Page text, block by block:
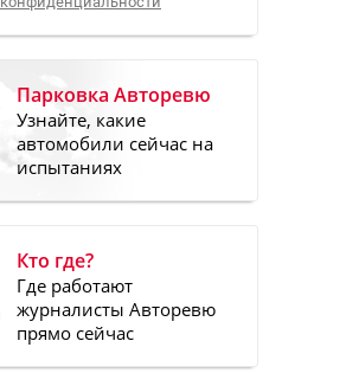
Парковка Авторевю
Узнайте, какие
автомобили сейчас на
испытаниях
Кто где?
Где работают
журналисты Авторевю
прямо сейчас